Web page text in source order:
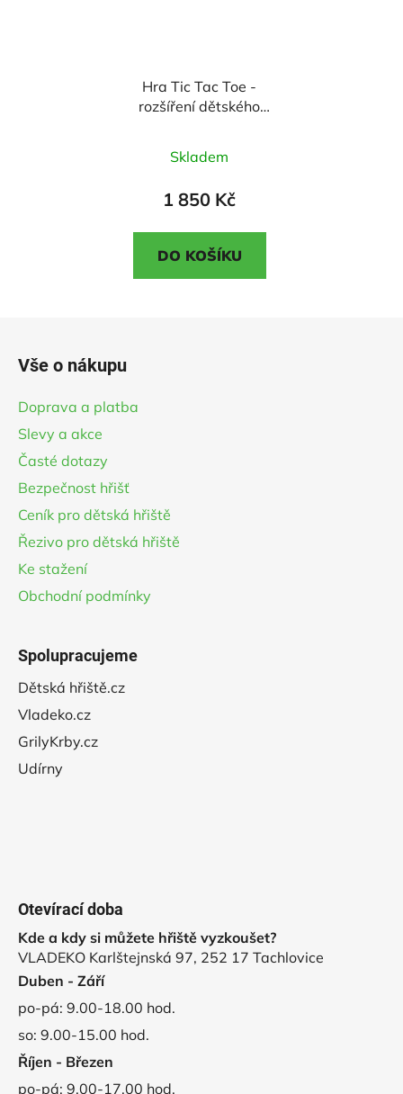
Hra Tic Tac Toe -
rozšíření dětského
hodnocení
produktu
5,0
z
Skladem
1 850 Kč
DO KOŠÍKU
Vše o nákupu
Doprava a platba
Slevy a akce
Časté dotazy
Bezpečnost hřišť
Ceník pro dětská hřiště
Řezivo pro dětská hřiště
Ke stažení
Obchodní podmínky
Spolupracujeme
Dětská hřiště.cz
Vladeko.cz
GrilyKrby.cz
Udírny
Otevírací doba
Kde a kdy si můžete hřiště vyzkoušet?
VLADEKO Karlštejnská 97, 252 17 Tachlovice
Duben - Září
po-pá: 9.00-18.00 hod.
so: 9.00-15.00 hod.
Říjen - Březen
po-pá: 9.00-17.00 hod.